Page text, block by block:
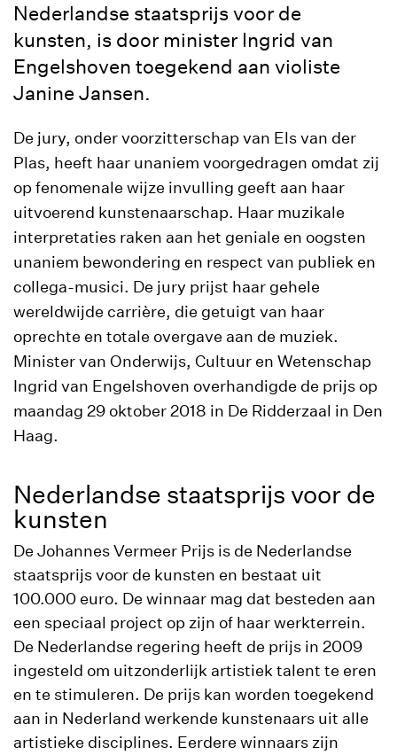
Nederlandse staatsprijs voor de
kunsten, is door minister Ingrid van
Engelshoven toegekend aan violiste
Janine Jansen.
De jury, onder voorzitterschap van Els van der
Plas, heeft haar unaniem voorgedragen omdat zij
op fenomenale wijze invulling geeft aan haar
uitvoerend kunstenaarschap. Haar muzikale
interpretaties raken aan het geniale en oogsten
unaniem bewondering en respect van publiek en
collega-musici. De jury prijst haar gehele
wereldwijde carrière, die getuigt van haar
oprechte en totale overgave aan de muziek.
Minister van Onderwijs, Cultuur en Wetenschap
Ingrid van Engelshoven overhandigde de prijs op
maandag 29 oktober 2018 in De Ridderzaal in Den
Haag.
Nederlandse staatsprijs voor de
kunsten
De Johannes Vermeer Prijs is de Nederlandse
staatsprijs voor de kunsten en bestaat uit
100.000 euro. De winnaar mag dat besteden aan
een speciaal project op zijn of haar werkterrein.
De Nederlandse regering heeft de prijs in 2009
ingesteld om uitzonderlijk artistiek talent te eren
en te stimuleren. De prijs kan worden toegekend
aan in Nederland werkende kunstenaars uit alle
artistieke disciplines. Eerdere winnaars zijn